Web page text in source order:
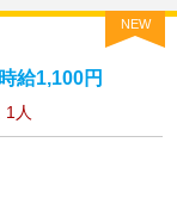
NEW
給1,100円
1人